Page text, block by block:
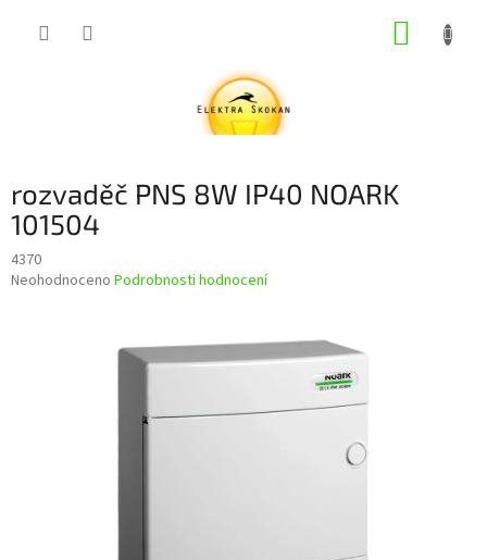
rozvaděč PNS 8W IP40 NOARK
101504
4370
Průměrné
Neohodnoceno Podrobnosti hodnocení